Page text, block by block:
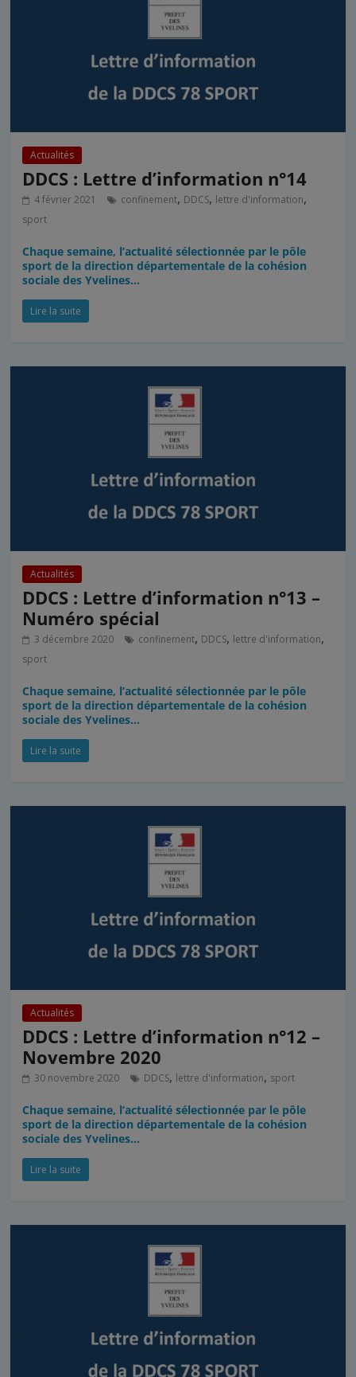
Actualités
DDCS : Lettre d’information n°14
4 février 2021 confinement, DDCS, lettre d'information,
sport
Chaque semaine, l’actualité sélectionnée par le pôle
sport de la direction départementale de la cohésion
sociale des Yvelines…
Lire la suite
Actualités
DDCS : Lettre d’information n°13 –
Numéro spécial
3 décembre 2020 confinement, DDCS, lettre d'information,
sport
Chaque semaine, l’actualité sélectionnée par le pôle
sport de la direction départementale de la cohésion
sociale des Yvelines…
Lire la suite
Actualités
DDCS : Lettre d’information n°12 –
Novembre 2020
30 novembre 2020 DDCS, lettre d'information, sport
Chaque semaine, l’actualité sélectionnée par le pôle
sport de la direction départementale de la cohésion
sociale des Yvelines…
Lire la suite